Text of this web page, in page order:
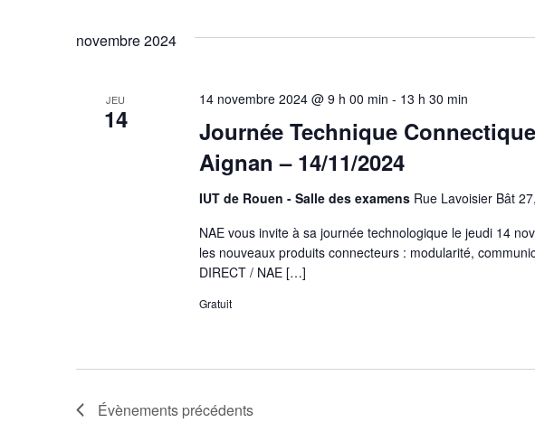
novembre 2024
JEU
14
Journée Technique
Aignan – 14/11/2024
14 novembre 2024 @ 9 h 00 min - 13 h 30 min
IUT de Rouen - Salle des examens Rue Lavoisier Bât
NAE vous invite à sa journée technologique le jeudi 14
les nouveaux produits connecteurs : modularité,
DIRECT / NAE […]
Gratuit
Évènements précédents